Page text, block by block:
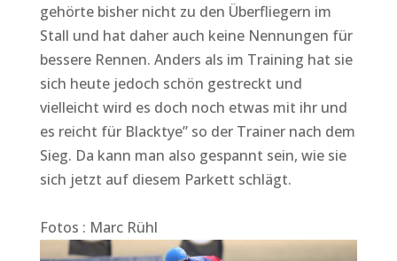
gehörte bisher nicht zu den Überfliegern im
Stall und hat daher auch keine Nennungen für
bessere Rennen. Anders als im Training hat sie
sich heute jedoch schön gestreckt und
vielleicht wird es doch noch etwas mit ihr und
es reicht für Blacktye” so der Trainer nach dem
Sieg. Da kann man also gespannt sein, wie sie
sich jetzt auf diesem Parkett schlägt.
Fotos : Marc Rühl